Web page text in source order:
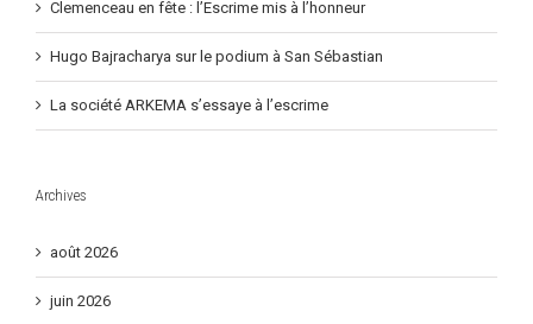
Clemenceau en fête : l’Escrime mis à l’honneur
Hugo Bajracharya sur le podium à San Sébastian
La société ARKEMA s’essaye à l’escrime
Archives
août 2026
juin 2026